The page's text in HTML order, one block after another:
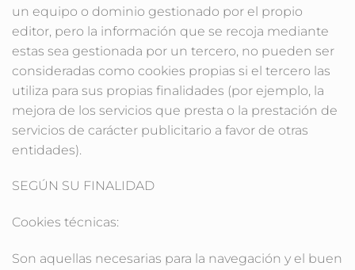
un equipo o dominio gestionado por el propio
editor, pero la información que se recoja mediante
estas sea gestionada por un tercero, no pueden ser
consideradas como cookies propias si el tercero las
utiliza para sus propias finalidades (por ejemplo, la
mejora de los servicios que presta o la prestación de
servicios de carácter publicitario a favor de otras
entidades).
SEGÚN SU FINALIDAD
Cookies técnicas:
Son aquellas necesarias para la navegación y el buen